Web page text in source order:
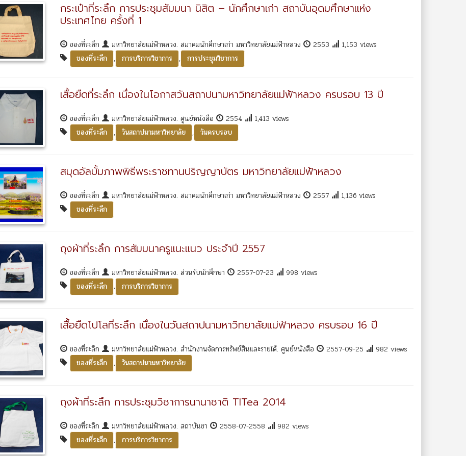
กระเป๋าที่ระลึก การประชุมสัมมนา นิสิต – นักศึกษาเก่า สถาบันอุดมศึกษาแห่ง
ประเทศไทย ครั้งที่ 1
ของที่ระลึก มหาวิทยาลัยแม่ฟ้าหลวง. สมาคมนักศึกษาเก่า มหาวิทยาลัยแม่ฟ้าหลวง 2553
1,153 views
ของที่ระลึก
, การบริการวิชาการ , การประชุมวิชาการ
เสื้อยืดที่ระลึก เนื่องในโอกาสวันสถาปนามหาวิทยาลัยแม่ฟ้าหลวง ครบรอบ 13 ปี
ของที่ระลึก มหาวิทยาลัยแม่ฟ้าหลวง. ศูนย์หนังสือ 2554
1,413 views
ของที่ระลึก
, วันสถาปนามหาวิทยาลัย , วันครบรอบ
สมุดอัลบั้มภาพพิธีพระราชทานปริญญาบัตร มหาวิทยาลัยแม่ฟ้าหลวง
ของที่ระลึก มหาวิทยาลัยแม่ฟ้าหลวง. สมาคมนักศึกษาเก่า มหาวิทยาลัยแม่ฟ้าหลวง 2557
1,136 views
ของที่ระลึก
ถุงผ้าที่ระลึก การสัมมนาครูแนะแนว ประจำปี 2557
ของที่ระลึก มหาวิทยาลัยแม่ฟ้าหลวง. ส่วนรับนักศึกษา 2557-07-23
998 views
ของที่ระลึก
, การบริการวิชาการ
เสื้อยืดโปโลที่ระลึก เนื่องในวันสถาปนามหาวิทยาลัยแม่ฟ้าหลวง ครบรอบ 16 ปี
ของที่ระลึก มหาวิทยาลัยแม่ฟ้าหลวง. สำนักงานจัดการทรัพย์สินและรายได้. ศูนย์หนังสือ 2557-09-25
982 views
ของที่ระลึก
, วันสถาปนามหาวิทยาลัย
ถุงผ้าที่ระลึก การประชุมวิชาการนานาชาติ TITea 2014
ของที่ระลึก มหาวิทยาลัยแม่ฟ้าหลวง. สถาบันชา 2558-07-2558
982 views
ของที่ระลึก
, การบริการวิชาการ